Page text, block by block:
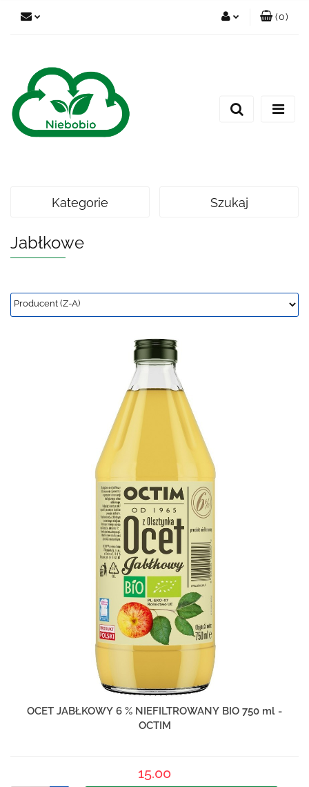
(0)
Kategorie Szukaj
Jabłkowe
OCET JABŁKOWY 6 % NIEFILTROWANY BIO 750 ml -
OCTIM
15.00